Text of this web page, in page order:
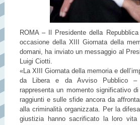
ROMA – Il Presidente della
occasione della XIII Giornata della
domani, ha inviato un messaggio al
Luigi Ciotti.
«La XIII Giornata della memoria e
da Libera e da Avviso Pubblico –
rappresenta un momento significativo
raggiunti e sulle sfide ancora da
alla criminalità organizzata. Per la
giustizia hanno sacrificato la loro